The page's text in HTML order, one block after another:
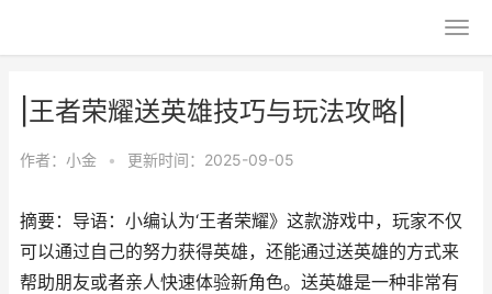
|王者荣耀送英雄技巧与玩法攻略|
作者： 小金 • 更新时间：2025-09-05
摘要：导语：小编认为‘王者荣耀》这款游戏中，玩家不仅
可以通过自己的努力获得英雄，还能通过送英雄的方式来
帮助朋友或者亲人快速体验新角色。送英雄是一种非常有